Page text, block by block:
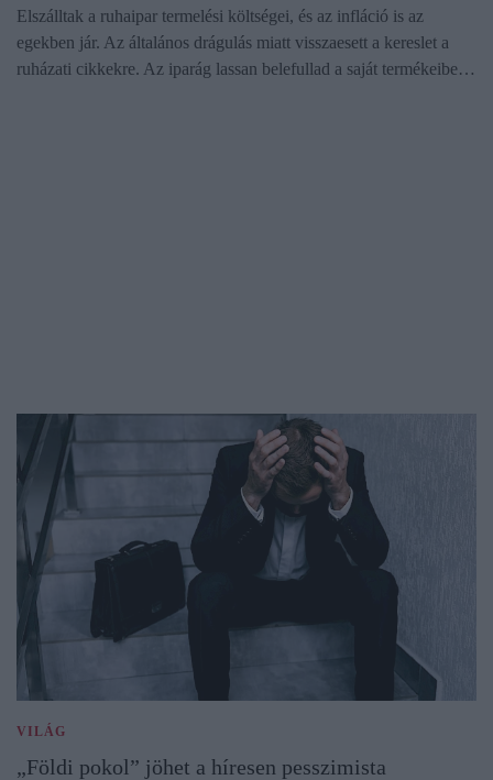
Elszálltak a ruhaipar termelési költségei, és az infláció is az
egekben jár. Az általános drágulás miatt visszaesett a kereslet a
ruházati cikkekre. Az iparág lassan belefullad a saját termékeibe…
VILÁG
„Földi pokol” jöhet a híresen pesszimista